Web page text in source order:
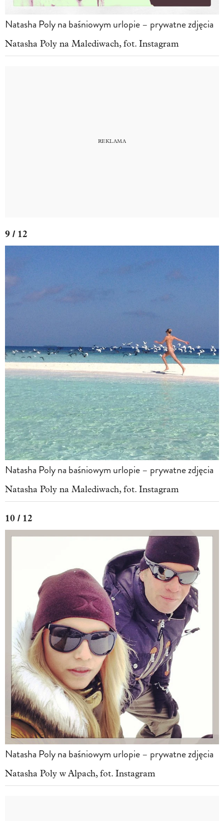
Natasha Poly na baśniowym urlopie – prywatne zdjęcia
Natasha Poly na Malediwach, fot. Instagram
9 / 12
Natasha Poly na baśniowym urlopie – prywatne zdjęcia
Natasha Poly na Malediwach, fot. Instagram
10 / 12
Natasha Poly na baśniowym urlopie – prywatne zdjęcia
Natasha Poly w Alpach, fot. Instagram